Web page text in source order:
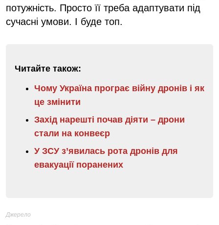
потужність. Просто її треба адаптувати під
сучасні умови. І буде топ.
Читайте також:
Чому Україна програє війну дронів і як
це змінити
Захід нарешті почав діяти – дрони
стали на конвеєр
У ЗСУ з’явилась рота дронів для
евакуації поранених
Джерело